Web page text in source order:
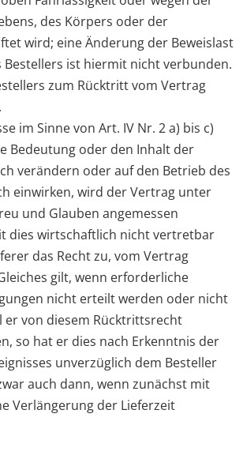
des Körpers oder der
wird; eine Änderung der Beweislast
Bestellers ist hiermit nicht verbunden.
zum Rücktritt vom Vertrag
im Sinne von Art. IV Nr. 2 a) bis c)
Bedeutung oder den Inhalt der
verändern oder auf den Betrieb des
einwirken, wird der Vertrag unter
und Glauben angemessen
dies wirtschaftlich nicht vertretbar
das Recht zu, vom Vertrag
gilt, wenn erforderliche
nicht erteilt werden oder nicht
er von diesem Rücktrittsrecht
so hat er dies nach Erkenntnis der
unverzüglich dem Besteller
auch dann, wenn zunächst mit
Verlängerung der Lieferzeit